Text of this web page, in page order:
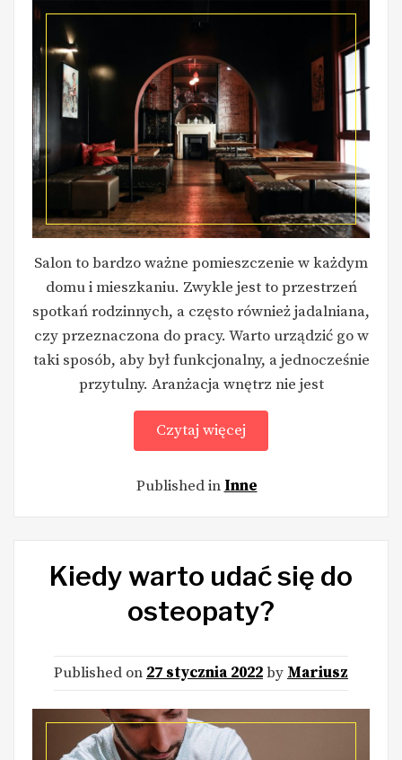
Salon to bardzo ważne pomieszczenie w każdym
domu i mieszkaniu. Zwykle jest to przestrzeń
spotkań rodzinnych, a często również jadalniana,
czy przeznaczona do pracy. Warto urządzić go w
taki sposób, aby był funkcjonalny, a jednocześnie
przytulny. Aranżacja wnętrz nie jest
Czytaj więcej
Published in Inne
Kiedy warto udać się do
osteopaty?
Published on 27 stycznia 2022by Mariusz